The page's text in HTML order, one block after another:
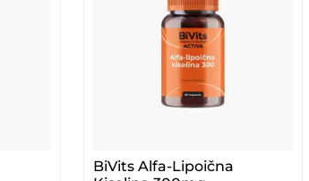
BiVits Alfa-Lipoična